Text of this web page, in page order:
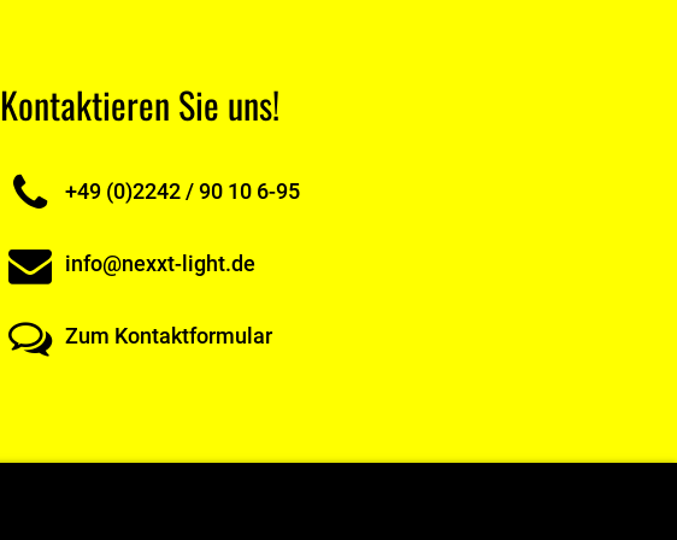
Kontaktieren Sie uns!
+49 (0)2242 / 90 10 6-95
info@nexxt-light.de
Zum Kontaktformular